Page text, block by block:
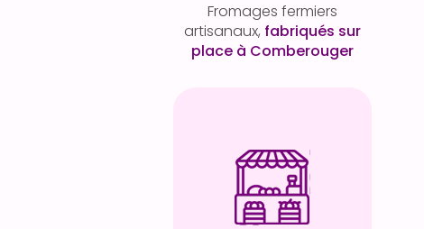
Fromages fermiers
artisanaux, fabriqués sur
place à Comberouger